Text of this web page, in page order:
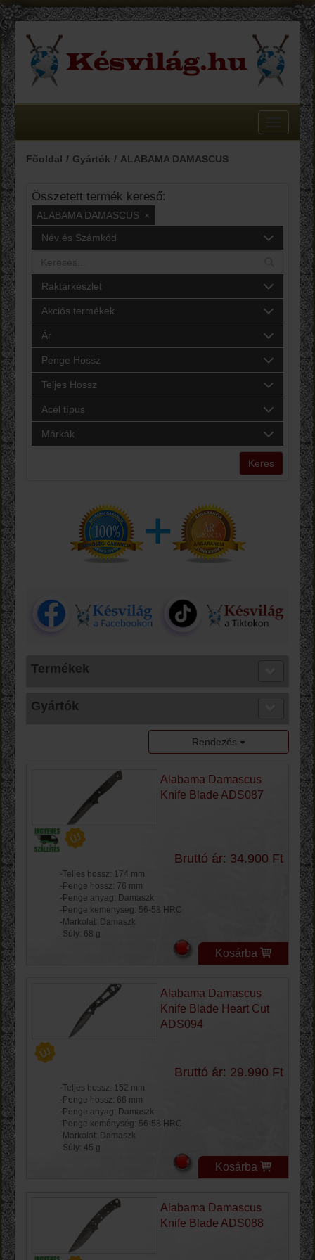
Toggle
Főoldal
Gyártók ALABAMA DAMASCUS
Összetett termék kereső:
ALABAMA DAMASCUS ×
Név és Számkód
Raktárkészlet
Akciós termékek
Ár
Penge Hossz
Teljes Hossz
Acél típus
Márkák
Keres
Termékek
Gyártók
Rendezés
Alabama Damascus
Knife Blade ADS087
Bruttó ár: 34.900 Ft
-Teljes hossz: 174 mm
-Penge hossz: 76 mm
-Penge anyag: Damaszk
-Penge keménység: 56-58 HRC
-Markolat: Damaszk
-Súly: 68 g
Kosárba
Alabama Damascus
Knife Blade Heart Cut
ADS094
Bruttó ár: 29.990 Ft
-Teljes hossz: 152 mm
-Penge hossz: 66 mm
-Penge anyag: Damaszk
-Penge keménység: 56-58 HRC
-Markolat: Damaszk
-Súly: 45 g
Kosárba
Alabama Damascus
Knife Blade ADS088